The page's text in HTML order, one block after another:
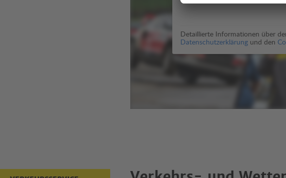
Detaillierte Informationen über
Datenschutzerklärung und den